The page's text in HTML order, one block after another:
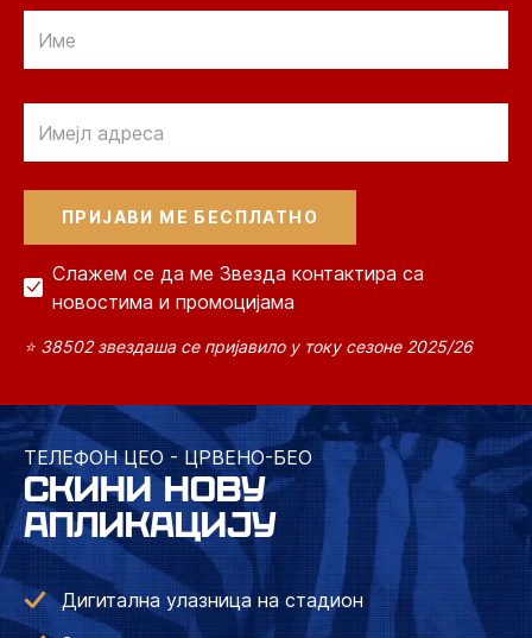
Слажем се да ме Звезда контактира са
новостима и промоцијама
⭐ 38502 звездаша се пријавило у току сезоне 2025/26
ТЕЛЕФОН ЦЕО - ЦРВЕНО-БЕО
СКИНИ НОВУ
АПЛИКАЦИЈУ
Дигитална улазница на стадион